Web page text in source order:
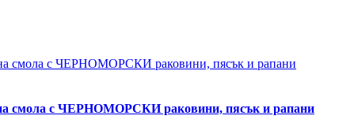
смола с ЧЕРНОМОРСКИ раковини, пясък и рапани